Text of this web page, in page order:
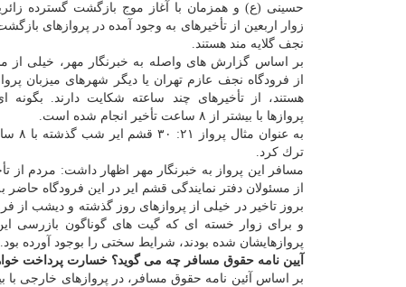
حسینی (ع) و همزمان با آغاز موج بازگشت گسترده
زوار اربعین از تأخیرهای به وجود آمده در پروازهای
نجف گلایه مند هستند.
بر اساس گزارش های واصله به خبرنگار مهر، خیلی از
از فرودگاه نجف عازم تهران یا دیگر شهرهای میزبان
هستند، از تأخیرهای چند ساعته شكایت دارند. بگونه
پروازها با بیشتر از ۸ ساعت تأخیر انجام شده است.
ترك كرد.
مسافر این پرواز به خبرنگار مهر اظهار داشت: مردم از
از مسئولان دفتر نمایندگی قشم ایر در این فرودگاه حاضر
بروز تاخیر در خیلی از پروازهای روز گذشته و دیشب از
و برای زوار خسته ای كه گیت های گوناگون بازرسی
پروازهایشان شده بودند، شرایط سختی را بوجود آورده بود.
آیین نامه حقوق مسافر چه می گوید؟ خسارت پرداخت
بر اساس آئین نامه حقوق مسافر، در پروازهای خارجی با بیشتر از ۵ ساعت تأخیر، شركت هواپیمایی